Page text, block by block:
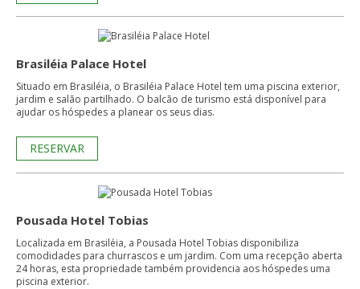
Brasiléia Palace Hotel
Situado em Brasiléia, o Brasiléia Palace Hotel tem uma piscina exterior,
jardim e salão partilhado. O balcão de turismo está disponível para
ajudar os hóspedes a planear os seus dias.
RESERVAR
Pousada Hotel Tobias
Localizada em Brasiléia, a Pousada Hotel Tobias disponibiliza
comodidades para churrascos e um jardim. Com uma recepção aberta
24 horas, esta propriedade também providencia aos hóspedes uma
piscina exterior.